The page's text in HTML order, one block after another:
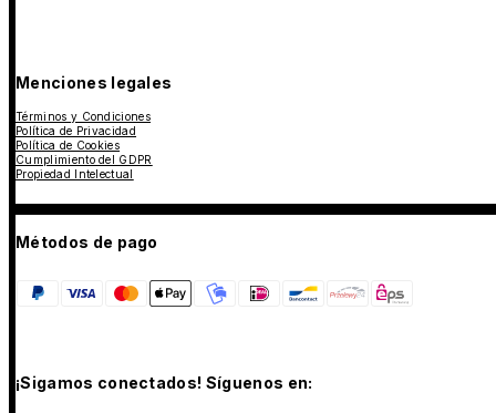
Menciones legales
Términos y Condiciones
Política de Privacidad
Política de Cookies
Cumplimiento del GDPR
Propiedad Intelectual
Métodos de pago
¡Sigamos conectados! Síguenos en: